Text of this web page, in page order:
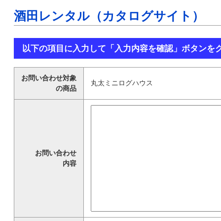
酒田レンタル（カタログサイト）
以下の項目に入力して「入力内容を確認」ボタンを
お問い合わせ対象
の商品
丸太ミニログハウス
お問い合わせ
内容